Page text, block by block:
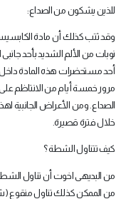
للذين يشكون من الصداع:
وقد ثتب كذلك أن مادة
نوبات من الألم الشديد بأحد
أحد مستحضرات هذه المادة داخل
مرور خمسة أيام من الانتاظم
الصداع. ومن الأعراض
خلال فترة قصيرة.
كيف تتناول الشطة ؟
من البديهى اخوت أن تناول
من الممكن كذلك تناول منقوع